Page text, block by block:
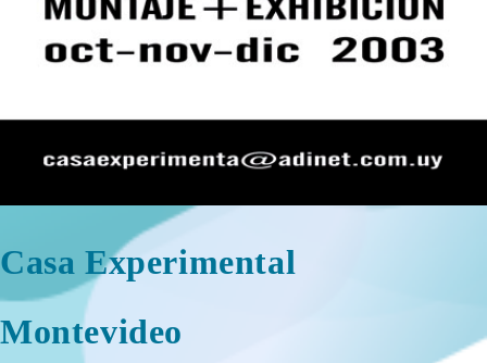
Casa Experimental
Montevideo